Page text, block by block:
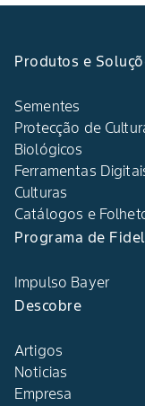
Produtos e
Sementes
Protecção de
Biológicos
Ferramentas
Culturas
Catálogos e
Programa de
Impulso Bayer
Descobre
Artigos
Noticias
Empresa